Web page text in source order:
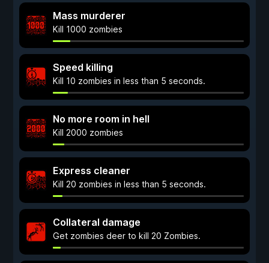
Mass murderer
Kill 1000 zombies
Speed killing
Kill 10 zombies in less than 5 seconds.
No more room in hell
Kill 2000 zombies
Express cleaner
Kill 20 zombies in less than 5 seconds.
Collateral damage
Get zombies deer to kill 20 Zombies.